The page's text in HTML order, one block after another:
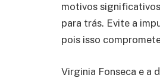
motivos
para trás. Evite a
pois isso
Virginia Fonseca e a